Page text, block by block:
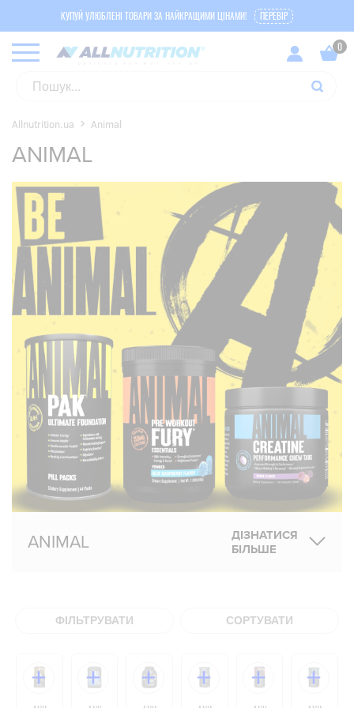
КУПУЙ УЛЮБЛЕНІ ТОВАРИ ЗА НАЙКРАЩИМИ ЦІНАМИ! ПЕРЕВІР
Allnutrition.ua Animal
ANIMAL
ANIMAL
ДІЗНАТИСЯ
БІЛЬШЕ
ФІЛЬТРУВАТИ СОРТУВАТИ